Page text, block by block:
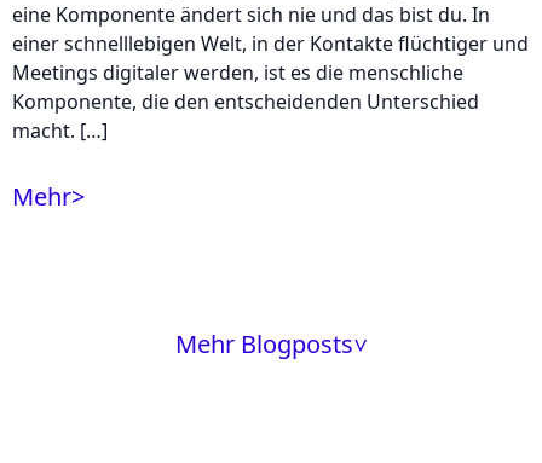
eine Komponente ändert sich nie und das bist du. In
einer schnelllebigen Welt, in der Kontakte flüchtiger und
Meetings digitaler werden, ist es die menschliche
Komponente, die den entscheidenden Unterschied
macht. […]
Mehr>
Mehr Blogposts>